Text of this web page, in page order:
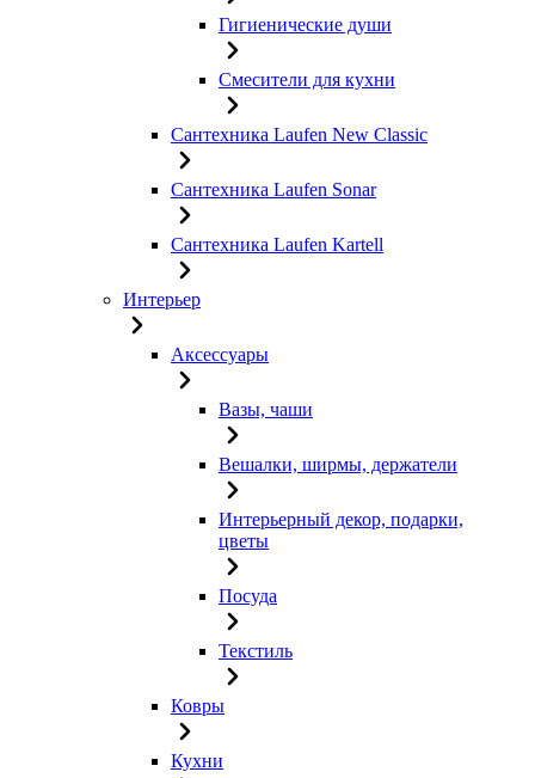
Гигиенические души
Смесители для кухни
Сантехника Laufen New Classic
Сантехника Laufen Sonar
Сантехника Laufen Kartell
Интерьер
Аксессуары
Вазы, чаши
Вешалки, ширмы, держатели
Интерьерный декор, подарки,
цветы
Посуда
Текстиль
Ковры
Кухни